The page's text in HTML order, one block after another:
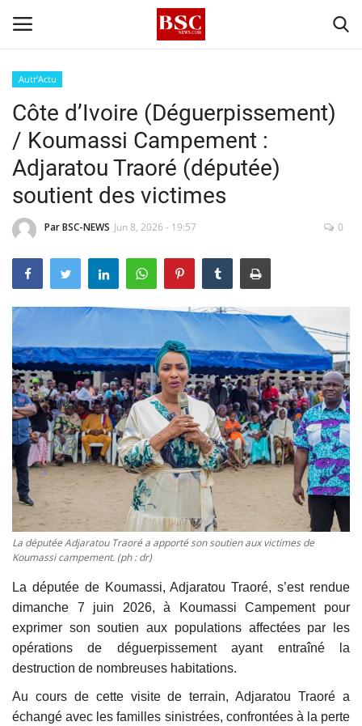
Accueil
Contact
A propos
Signature
Témoignage
Business
Culture
Vidéos
Sublimes cerveaux
Sport
Autr'Actu
Autr'Actu
Côte d’Ivoire (Déguerpissement)
/ Koumassi Campement :
Adjaratou Traoré (députée)
soutient des victimes
Par BSC-NEWS Jun 8, 2026 - 19:57 0
La députée Adjaratou Traoré a apporté son soutien aux victimes de
Koumassi campement. (ph : dr)
La députée de Koumassi, Adjaratou Traoré, s’est rendue
dimanche 7 juin 2026, à Koumassi Campement pour
exprimer son soutien aux populations affectées par les
opérations de déguerpissement ayant entraîné la
destruction de nombreuses habitations.
Au cours de cette visite de terrain, Adjaratou Traoré a
échangé avec les familles sinistrées, confrontées à la perte